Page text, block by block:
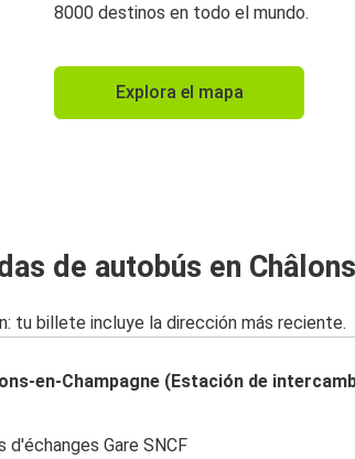
8000 destinos en todo el mundo.
Explora el mapa
de autobús en
tu billete incluye la dirección más reciente.
en-Champagne (Estación de
d'échanges Gare SNCF